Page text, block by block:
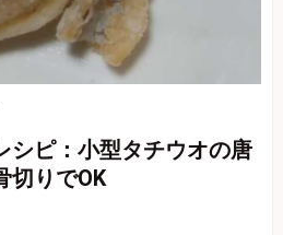
シピ：小型タチウオの唐
りでOK